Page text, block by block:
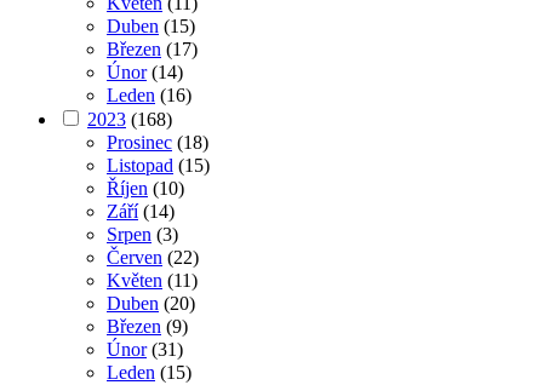
Duben (15)
Březen (17)
Únor(14)
Leden (16)
2023 (168)
Prosinec (18)
Listopad (15)
Říjen (10)
Září(14)
Srpen (3)
Červen (22)
Květen (11)
Duben (20)
Březen (9)
Únor(31)
Leden (15)